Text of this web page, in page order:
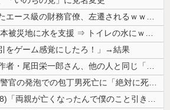
【朗報】減税に反対したエース級の財務官僚、左遷されるｗｗｗｗｗｗ
【ニュース】 韓国が熊本被災地に水を支援 ⇒ トイレの水にｗｗｗｗｗｗ...
をゲーム感覚にしたろ！」→結果
【悲報】ワンピース原作者・尾田栄一郎さん、他の人と同じ「漫画家」という...
【悲報】 玉川徹さん、警官の発泡での包丁男死亡に「絶対に死刑にならない...
【人工障がい者】 甥(28)「両親が亡くなったんで僕のこと引き取ってほ...